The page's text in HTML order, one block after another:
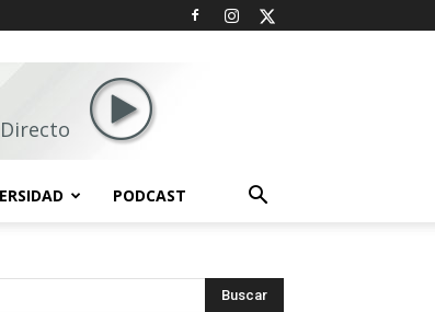
PODCAST
Buscar